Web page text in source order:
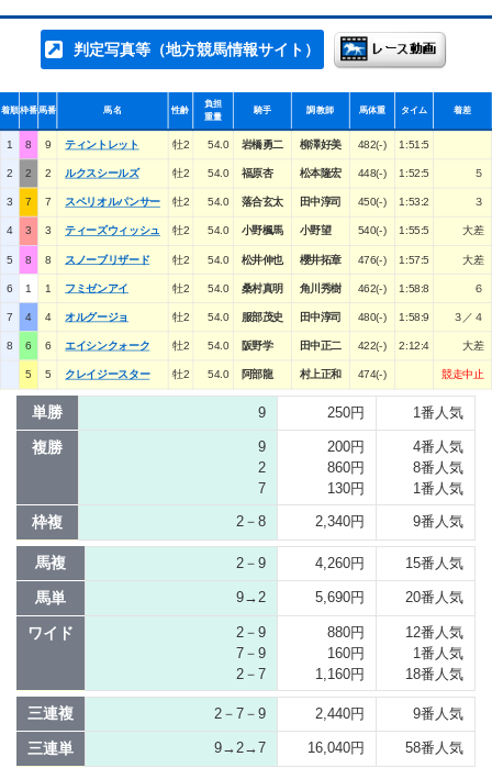
判定写真等（地方競馬情報サイト）
着順枠番馬番 馬名 性齢
負担
重量
騎手 調教師 馬体重 タイム 着差
1 8 9 ティントレット 牡2 54.0 岩橋勇二 柳澤好美 482(-) 1:51:5
2 2 2 ルクスシールズ 牡2 54.0 福原杏 松本隆宏 448(-) 1:52:5 ５
3 7 7 スペリオルパンサー 牡2 54.0 落合玄太 田中淳司 450(-) 1:53:2 ３
4 3 3 ティーズウィッシュ 牡2 54.0 小野楓馬 小野望 540(-) 1:55:5 大差
5 8 8 スノーブリザード 牡2 54.0 松井伸也 櫻井拓章 476(-) 1:57:5 大差
6 1 1 フミゼンアイ 牡2 54.0 桑村真明 角川秀樹 462(-) 1:58:8 ６
7 4 4 オルグージョ 牡2 54.0 服部茂史 田中淳司 480(-) 1:58:9 ３／４
8 6 6 エイシンクォーク 牡2 54.0 阪野学 田中正二 422(-) 2:12:4 大差
5 5 クレイジースター 牡2 54.0 阿部龍 村上正和 474(-) 競走中止
単勝 9 250円 1番人気
複勝
9
2
7
200円
860円
130円
4番人気
8番人気
1番人気
枠複 2－8 2,340円 9番人気
馬複 2－9 4,260円 15番人気
馬単 9→2 5,690円 20番人気
ワイド
2－9
7－9
2－7
880円
160円
1,160円
12番人気
1番人気
18番人気
三連複 2－7－9 2,440円 9番人気
三連単 9→2→7 16,040円 58番人気